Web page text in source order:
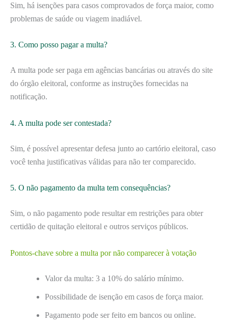
Sim, há isenções para casos comprovados de força maior, como
problemas de saúde ou viagem inadiável.
3. Como posso pagar a multa?
A multa pode ser paga em agências bancárias ou através do site
do órgão eleitoral, conforme as instruções fornecidas na
notificação.
4. A multa pode ser contestada?
Sim, é possível apresentar defesa junto ao cartório eleitoral, caso
você tenha justificativas válidas para não ter comparecido.
5. O não pagamento da multa tem consequências?
Sim, o não pagamento pode resultar em restrições para obter
certidão de quitação eleitoral e outros serviços públicos.
Pontos-chave sobre a multa por não comparecer à votação
Valor da multa: 3 a 10% do salário mínimo.
Possibilidade de isenção em casos de força maior.
Pagamento pode ser feito em bancos ou online.